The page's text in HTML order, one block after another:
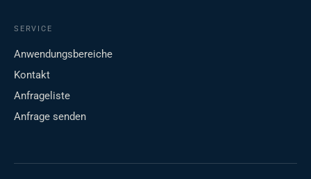
SERVICE
Anwendungsbereiche
Kontakt
Anfrageliste
Anfrage senden